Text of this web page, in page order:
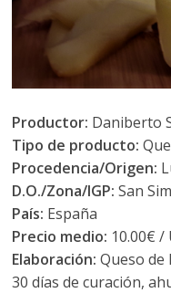
Productor: Daniberto
Tipo de producto:
Procedencia/Origen:
D.O./Zona/IGP: San
País: España
Precio medio: 10.00€ /
Elaboración: Queso de
30 días de curación,